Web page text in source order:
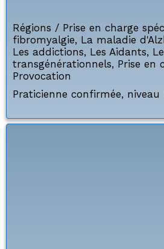
Régions / Prise en charge
fibromyalgie, La maladie
Les addictions, Les Aidants,
transgénérationnels, Prise en
Provocation
Praticienne confirmée,